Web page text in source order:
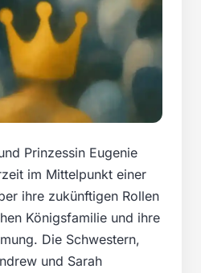
Prinzessin Eugenie
im Mittelpunkt einer
ihre zukünftigen Rollen
Königsfamilie und ihre
Die Schwestern,
und Sarah